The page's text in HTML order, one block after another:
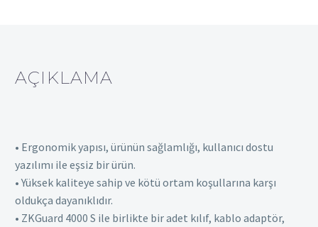
AÇIKLAMA
• Ergonomik yapısı, ürünün sağlamlığı, kullanıcı dostu
yazılımı ile eşsiz bir ürün.
• Yüksek kaliteye sahip ve kötü ortam koşullarına karşı
oldukça dayanıklıdır.
• ZKGuard 4000 S ile birlikte bir adet kılıf, kablo adaptör,